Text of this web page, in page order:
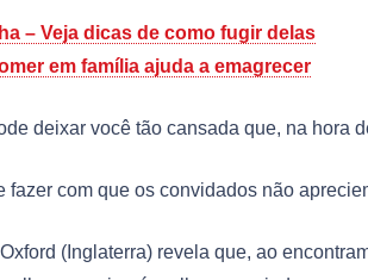
– Veja dicas de como fugir delas
em família ajuda a emagrecer
deixar você tão cansada que, na hora
fazer com que os convidados não
(Inglaterra) revela que, ao